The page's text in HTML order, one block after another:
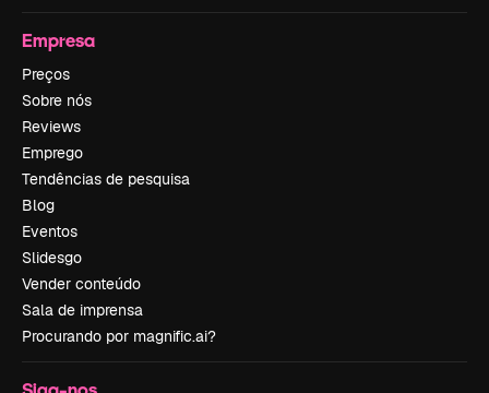
Empresa
Preços
Sobre nós
Reviews
Emprego
Tendências de pesquisa
Blog
Eventos
Slidesgo
Vender conteúdo
Sala de imprensa
Procurando por magnific.ai?